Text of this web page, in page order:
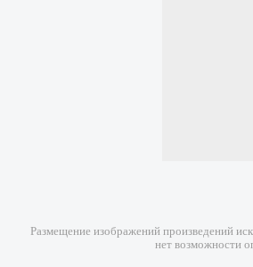
Размещение изображений произведений
нет возможности